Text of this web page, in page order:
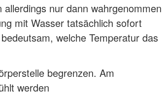
nur dann wahrgenommen
mit Wasser tatsächlich sofort
welche Temperatur das
begrenzen. Am
werden